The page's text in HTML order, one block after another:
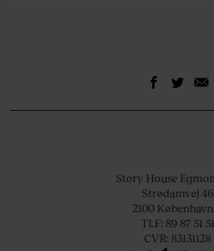
Story House
Strødamvej 46
2100
TLF: 89 87 51 51
CVR: 83131128